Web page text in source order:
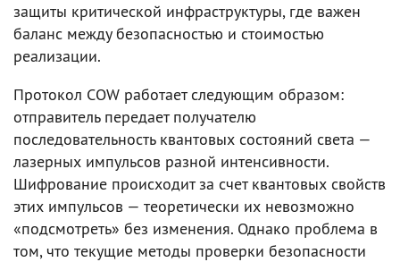
защиты критической инфраструктуры, где важен
баланс между безопасностью и стоимостью
реализации.
Протокол COW работает следующим образом:
отправитель передает получателю
последовательность квантовых состояний света —
лазерных импульсов разной интенсивности.
Шифрование происходит за счет квантовых свойств
этих импульсов — теоретически их невозможно
«подсмотреть» без изменения. Однако проблема в
том, что текущие методы проверки безопасности